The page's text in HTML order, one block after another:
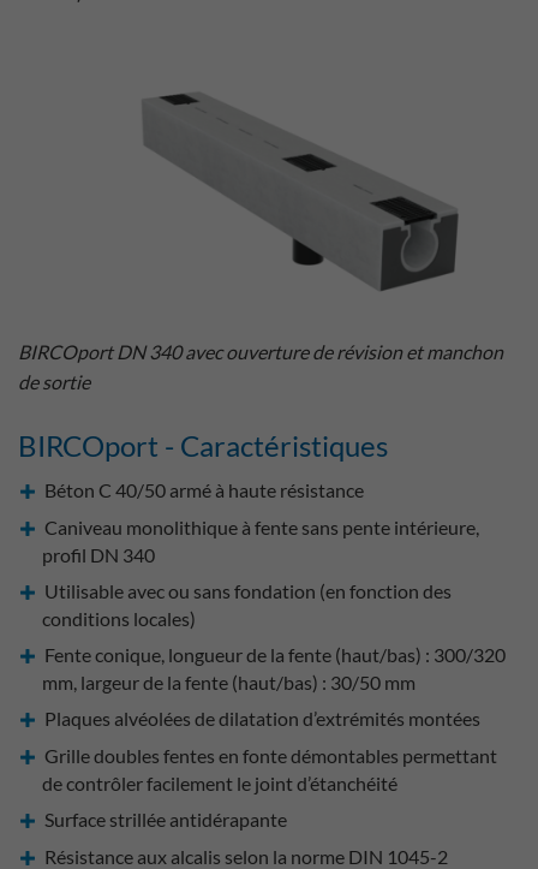
BIRCOport DN 340 avec ouverture de révision et manchon
de sortie
BIRCOport - Caractéristiques
Béton C 40/50 armé à haute résistance
Caniveau monolithique à fente sans pente intérieure,
profil DN 340
Utilisable avec ou sans fondation (en fonction des
conditions locales)
Fente conique, longueur de la fente (haut/bas) : 300/320
mm, largeur de la fente (haut/bas) : 30/50 mm
Plaques alvéolées de dilatation d’extrémités montées
Grille doubles fentes en fonte démontables permettant
de contrôler facilement le joint d’étanchéité
Surface strillée antidérapante
Résistance aux alcalis selon la norme DIN 1045-2